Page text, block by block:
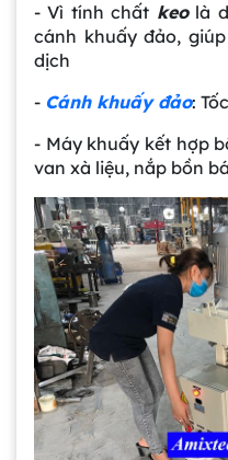
- Vì tính chất keolà
cánh khuấy đảo,
dịch
- Cánh khuấy đảo:
- Máy khuấy kết hợp
van xà liệu, nắp bồn